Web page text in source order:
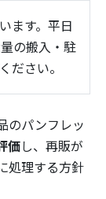
ます。平日
の搬入・駐
ださい。
のパンフレッ
価し、再販が
処理する方針